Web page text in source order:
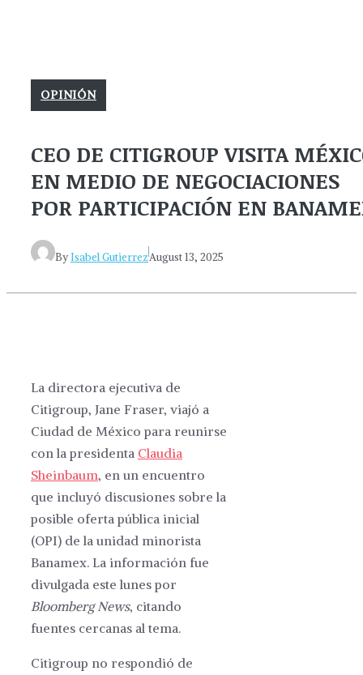
OPINIÓN
CEO DE CITIGROUP VISITA
EN MEDIO DE NEGOCIACIONES
POR PARTICIPACIÓN EN
ByIsabel GutierrezAugust 13, 2025
La directora ejecutiva de
Citigroup, Jane Fraser, viajó a
Ciudad de México para reunirse
con la presidenta Claudia
Sheinbaum, en un encuentro
que incluyó discusiones sobre la
posible oferta pública inicial
(OPI) de la unidad minorista
Banamex. La información fue
divulgada este lunes por
Bloomberg News, citando
fuentes cercanas al tema.
Citigroup no respondió de